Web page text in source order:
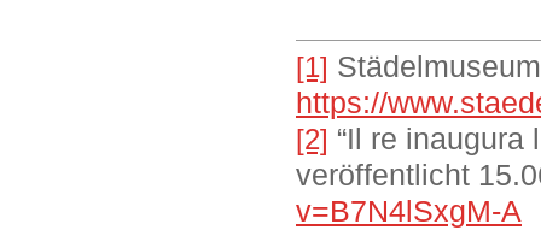
[1]
https://
[2] “Il re inaugura
veröffentlicht
v=B7N4lSxgM-A